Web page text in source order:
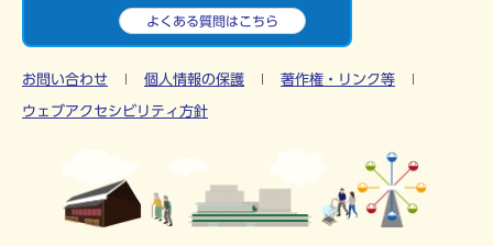
よくある質問はこちら
お問い合わせ 個人情報の保護 著作権・リンク等
ウェブアクセシビリティ方針